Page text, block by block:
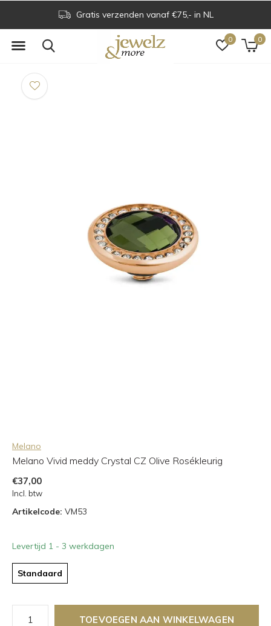
0 0
Gratis verzenden vanaf €75,- in NL
Melano
Melano Vivid meddy Crystal CZ Olive Rosékleurig
€37,00
Incl. btw
Artikelcode: VM53
Levertijd 1 - 3 werkdagen
Standaard
TOEVOEGEN AAN WINKELWAGEN